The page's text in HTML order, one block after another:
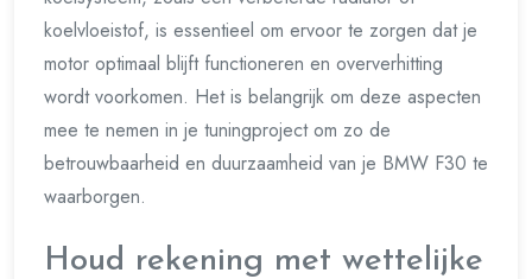
koelvloeistof, is essentieel om ervoor te zorgen dat je
motor optimaal blijft functioneren en oververhitting
wordt voorkomen. Het is belangrijk om deze aspecten
mee te nemen in je tuningproject om zo de
betrouwbaarheid en duurzaamheid van je BMW F30 te
waarborgen.
Houd rekening met wettelijke